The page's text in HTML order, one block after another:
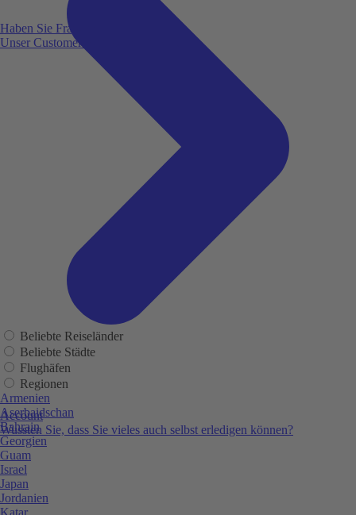
Haben Sie Fragen?
Unser Customer Service ist für Sie da!
Account
Wussten Sie, dass Sie vieles auch selbst erledigen können?
Beliebte Reiseländer
Beliebte Städte
Flughäfen
Regionen
Armenien
Aserbaidschan
Bahrain
Georgien
Guam
Israel
Japan
Jordanien
Katar